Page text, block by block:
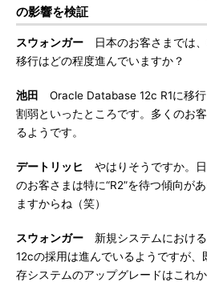
の影響を検証
スウォンガー 日本のお客さまでは
移行はどの程度進んでいますか？
池田
Oracle Database 12c R1に移
割弱といったところです。多くのお
るようです。
デートリッヒ
やはりそうですか。
のお客さまは特に“R2”を待つ傾向があ
ますからね（笑）
スウォンガー 新規システムにおける
12cの採用は進んでいるようですが、
存システムのアップグレードはこれ